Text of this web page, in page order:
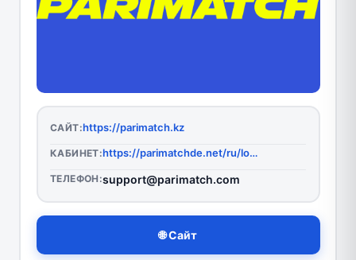
САЙТ:https://parimatch.kz
КАБИНЕТ: https://parimatchde.net/ru/login
ТЕЛЕФОН:support@parimatch.com
🌐 Сайт